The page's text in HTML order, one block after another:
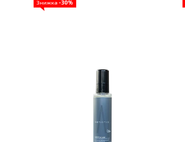
Знижка -30%